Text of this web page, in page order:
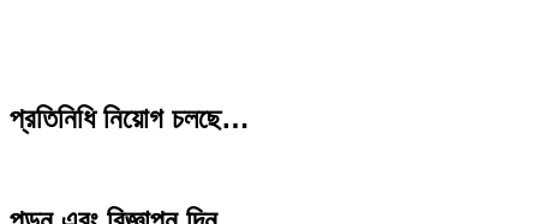
প্রতিনিধি নিয়োগ চলছে…